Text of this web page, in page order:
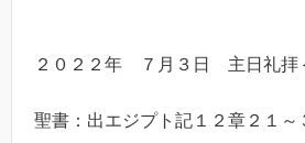
２０２２年 ７月３日 主日礼拝
聖書：出エジプト記１２章２１～